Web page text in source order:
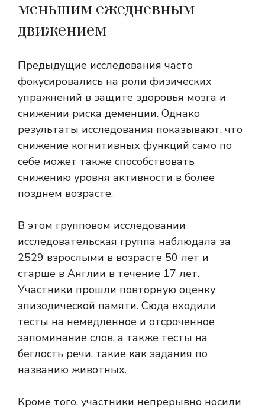
меньшим ежедневным
движением
Предыдущие исследования часто
фокусировались на роли физических
упражнений в защите здоровья мозга и
снижении риска деменции. Однако
результаты исследования показывают, что
снижение когнитивных функций само по
себе может также способствовать
снижению уровня активности в более
позднем возрасте.
В этом групповом исследовании
исследовательская группа наблюдала за
2529 взрослыми в возрасте 50 лет и
старше в Англии в течение 17 лет.
Участники прошли повторную оценку
эпизодической памяти. Сюда входили
тесты на немедленное и отсроченное
запоминание слов, а также тесты на
беглость речи, такие как задания по
названию животных.
Кроме того, участники непрерывно носили